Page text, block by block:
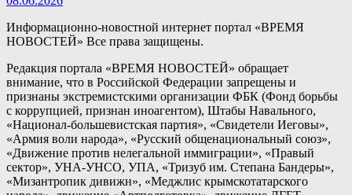
Информационно-новостной интернет портал «ВРЕМЯ
НОВОСТЕЙ» Все права защищены.
Редакция портала «ВРЕМЯ НОВОСТЕЙ» обращает
внимание, что в Российской Федерации запрещены и
признаны экстремистскими организации ФБК (Фонд борьбы
с коррупцией, признан иноагентом), Штабы Навального,
«Национал-большевистская партия», «Свидетели Иеговы»,
«Армия воли народа», «Русский общенациональный союз»,
«Движение против нелегальной иммиграции», «Правый
сектор», УНА-УНСО, УПА, «Тризуб им. Степана Бандеры»,
«Мизантропик дивижн», «Меджлис крымскотатарского